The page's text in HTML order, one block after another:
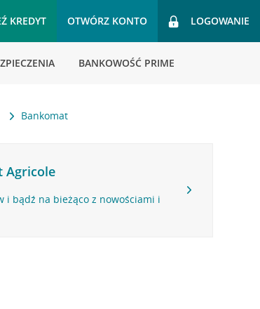
KREDYT OTWÓRZ KONTO LOGOWANIE
BANKOWOŚĆ PRIME
Bankomat
Agricole
i bądź na bieżąco z nowościami i